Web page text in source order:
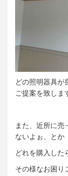
どの照明器具が
ご提案を致しま
また、近所に売
ないよぉ、とか
どれを購入した
その様なお困り